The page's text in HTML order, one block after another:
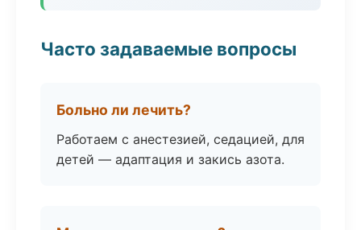
Часто задаваемые вопросы
Больно ли лечить?
Работаем с анестезией, седацией, для
детей — адаптация и закись азота.